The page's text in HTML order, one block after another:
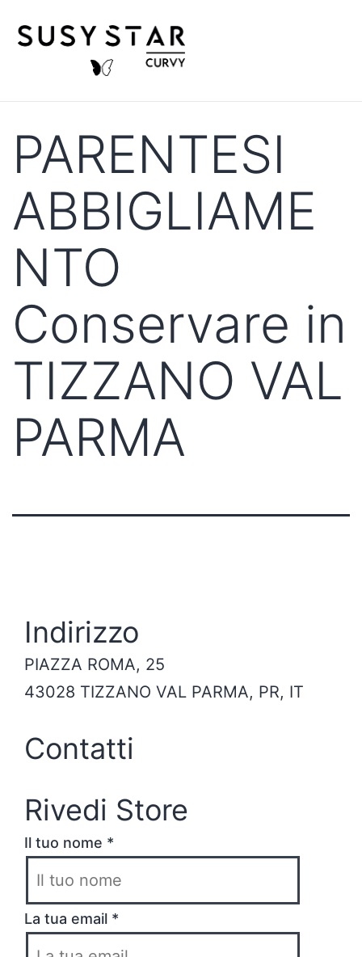
PARENTESI
ABBIGLIAME
NTO
Conservare in
TIZZANO VAL
PARMA
Indirizzo
PIAZZA ROMA, 25
43028 TIZZANO VAL PARMA, PR, IT
Contatti
Rivedi Store
Il tuo nome *
La tua email *